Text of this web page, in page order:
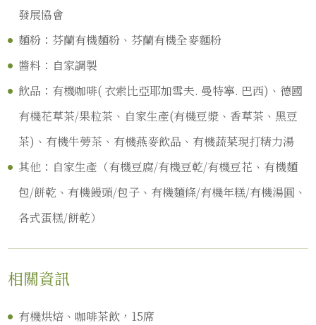
發展協會
麵粉：芬蘭有機麵粉、芬蘭有機全麥麵粉
醬料：自家調製
飲品：有機咖啡( 衣索比亞耶加雪夫. 曼特寧. 巴西)、德國
有機花草茶/果粒茶、自家生產(有機豆漿、香草茶、黑豆
茶)、有機牛蒡茶、有機燕麥飲品、有機蔬菜現打精力湯
其他：自家生產（有機豆腐/有機豆乾/有機豆花、有機麵
包/餅乾、有機饅頭/包子、有機麵條/有機年糕/有機湯圓、
各式蛋糕/餅乾）
相關資訊
有機烘焙、咖啡茶飲，15席